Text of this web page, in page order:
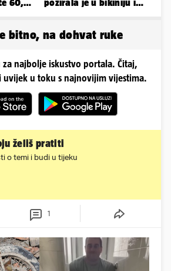
60,
pozirala je u bikiniju i
bitno, na dohvat ruke
najbolje iskustvo portala. Čitaj,
u toku s najnovijim vijestima.
želiš pratiti
o temi i budi u tijeku
1